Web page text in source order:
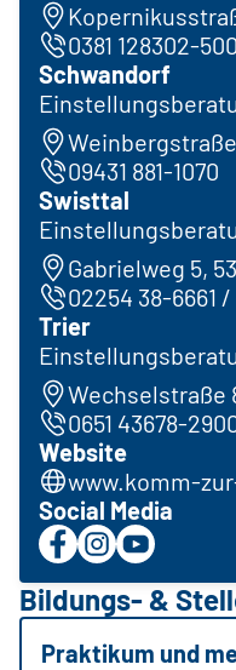
0381 128302-
Schwandorf
09431 881-1070
Swisttal
Gabrielweg 5,
02254 38-6661
Trier
Wechselstraße
0651 43678-
Website
www.komm-
Social Media
Bildungs- &
Praktikum und